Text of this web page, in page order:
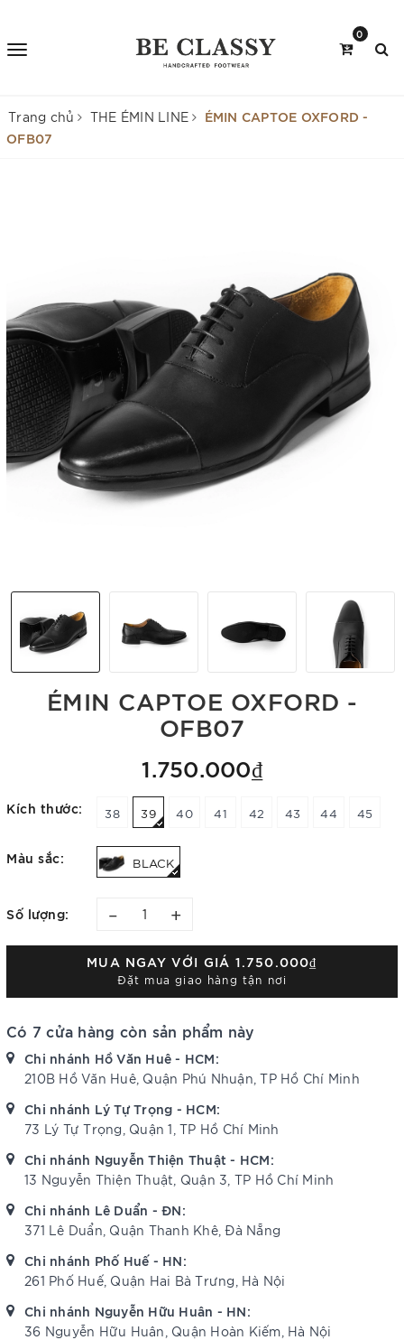
0
Trang chủ THE ÉMIN LINE
ÉMIN CAPTOE OXFORD -
OFB07
ÉMIN CAPTOE OXFORD -
OFB07
1.750.000₫
Kích thước: 38 39 40 41 42 43 44 45
Màu sắc: BLACK
Số lượng: – +
MUA NGAY VỚI GIÁ 1.750.000₫
Đặt mua giao hàng tận nơi
Có 7 cửa hàng còn sản phẩm này
Chi nhánh Hồ Văn Huê - HCM:
210B Hồ Văn Huê, Quận Phú Nhuận, TP Hồ Chí Minh
Chi nhánh Lý Tự Trọng - HCM:
73 Lý Tự Trọng, Quận 1, TP Hồ Chí Minh
Chi nhánh Nguyễn Thiện Thuật - HCM:
13 Nguyễn Thiện Thuật, Quận 3, TP Hồ Chí Minh
Chi nhánh Lê Duẩn - ĐN:
371 Lê Duẩn, Quận Thanh Khê, Đà Nẵng
Chi nhánh Phố Huế - HN:
261 Phố Huế, Quận Hai Bà Trưng, Hà Nội
Chi nhánh Nguyễn Hữu Huân - HN:
36 Nguyễn Hữu Huân, Quận Hoàn Kiếm, Hà Nội